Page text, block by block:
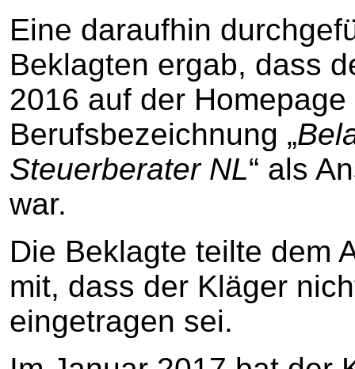
Eine daraufhin
Beklagten ergab, dass
2016 auf der
Berufsbezeichnung „
Steuerberater NL“ als
war.
Die Beklagte teilte dem
mit, dass der Kläger
eingetragen sei.